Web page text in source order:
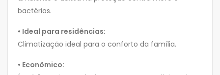
bactérias.
• Ideal para residências:
Climatização ideal para o conforto da família.
• Econômico: